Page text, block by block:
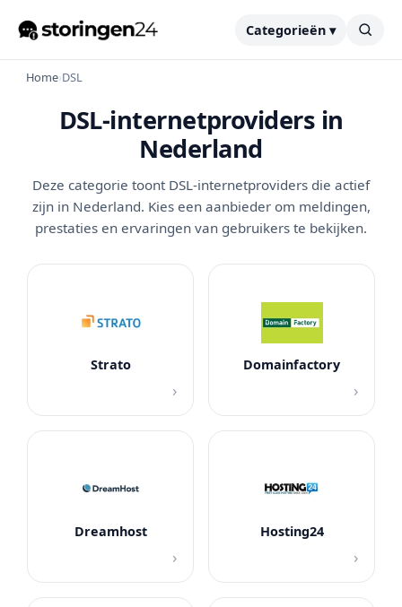
Categorieën ▾
Home›DSL
DSL-internetproviders in
Nederland
Deze categorie toont DSL-internetproviders die actief
zijn in Nederland. Kies een aanbieder om meldingen,
prestaties en ervaringen van gebruikers te bekijken.
Strato
›
Domainfactory
›
Dreamhost
›
Hosting24
›